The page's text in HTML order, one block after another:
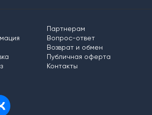
Партнерам
Вопрос-ответ
Возврат и обмен
Публичная оферта
Контакты